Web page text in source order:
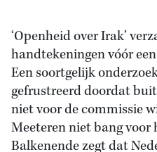
‘Openheid over Irak’
handtekeningen vóór
Een soortgelijk
gefrustreerd doordat
niet voor de commissie
Meeteren niet bang voor
Balkenende zegt dat